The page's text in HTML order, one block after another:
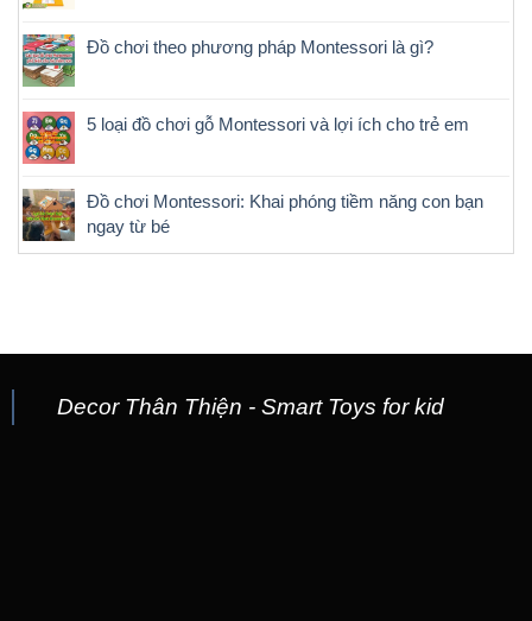
Đồ chơi theo phương pháp Montessori là gì?
5 loại đồ chơi gỗ Montessori và lợi ích cho trẻ em
Đồ chơi Montessori: Khai phóng tiềm năng con bạn
ngay từ bé
Decor Thân Thiện - Smart Toys for kid